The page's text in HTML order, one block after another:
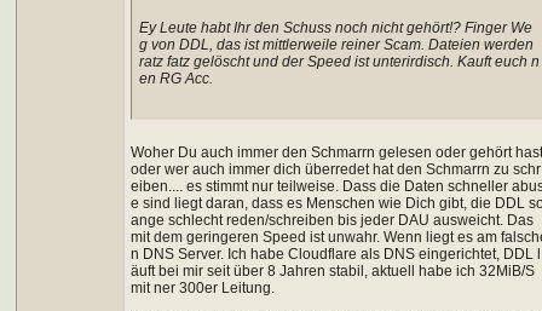
Ey Leute habt Ihr den Schuss noch nicht gehört!? Finger We
g von DDL, das ist mittlerweile reiner Scam. Dateien werden
ratz fatz gelöscht und der Speed ist unterirdisch. Kauft euch n
en RG Acc.
Woher Du auch immer den Schmarrn gelesen oder gehört
oder wer auch immer dich überredet hat den Schmarrn zu schr
eiben.... es stimmt nur teilweise. Dass die Daten schneller
e sind liegt daran, dass es Menschen wie Dich gibt, die DDL
ange schlecht reden/schreiben bis jeder DAU ausweicht. Das
mit dem geringeren Speed ist unwahr. Wenn liegt es am
n DNS Server. Ich habe Cloudflare als DNS eingerichtet, DDL l
äuft bei mir seit über 8 Jahren stabil, aktuell habe ich 32MiB/S
mit ner 300er Leitung.